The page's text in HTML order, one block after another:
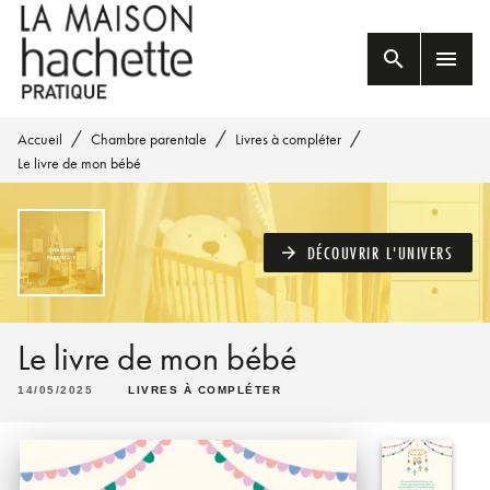
MENU RECHERCHE
PIED DE PAGE
search menu
Accueil / Chambre parentale / Livres à compléter /
Le livre de mon bébé
arrow_forward DÉCOUVRIR L'UNIVERS
Le livre de mon bébé
14/05/2025 LIVRES À COMPLÉTER